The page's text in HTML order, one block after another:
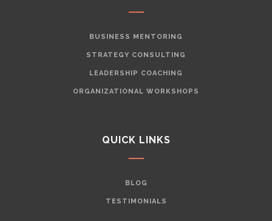
BUSINESS MENTORING
STRATEGY CONSULTING
LEADERSHIP COACHING
ORGANIZATIONAL WORKSHOPS
QUICK LINKS
BLOG
TESTIMONIALS